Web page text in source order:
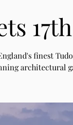
finest
architectural